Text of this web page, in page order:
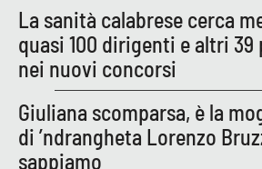
Good Morning Vietnam
Parchi Marini Calabria
Leggendo Alvaro insieme
Imprese Di Calabria
La sanità calabrese cerca
quasi 100 dirigenti e altri
nei nuovi concorsi
Giuliana scomparsa, è la
di ’ndrangheta Lorenzo
sappiamo